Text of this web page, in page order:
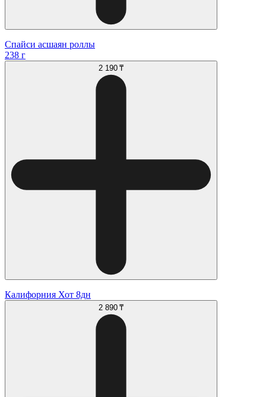
Спайси асшаян роллы
238 г
2 190 ₸
Калифорния Хот 8дн
2 890 ₸